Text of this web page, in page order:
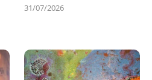
31/07/2026